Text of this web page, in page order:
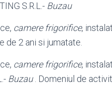
S.R.L.- Buzau
camere frigorifice,
de 2 ani si jumatate.
camere frigorifice,
Buzau. Domeniul de